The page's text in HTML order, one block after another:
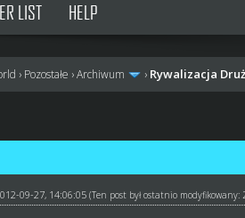
LIST HELP
› Pozostałe ›Archiwum › Rywalizacja
09-27, 14:06:05 (Ten post był ostatnio